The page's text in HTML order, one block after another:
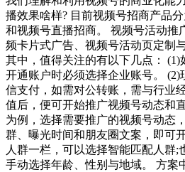
播效果啥样? 目前视频号招商产品
和视频号直播招商。 视频号活动推
频卡片式广告、视频号活动页定制
其中，值得关注的有以下几点： (1)
开通账户时必须选择企业账号。
信支付，如需对公转账，需与行业
值后，便可开始推广视频号动态和
为例，选择需要推广的视频号动态
群、曝光时间和朋友圈文案，即可
人群一栏，可以选择智能匹配人群;
手动选择年龄、性别与地域。 方案